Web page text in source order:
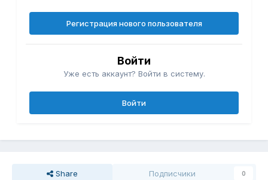
Регистрация нового пользователя
Войти
Уже есть аккаунт? Войти в систему.
Войти
Share Подписчики 0